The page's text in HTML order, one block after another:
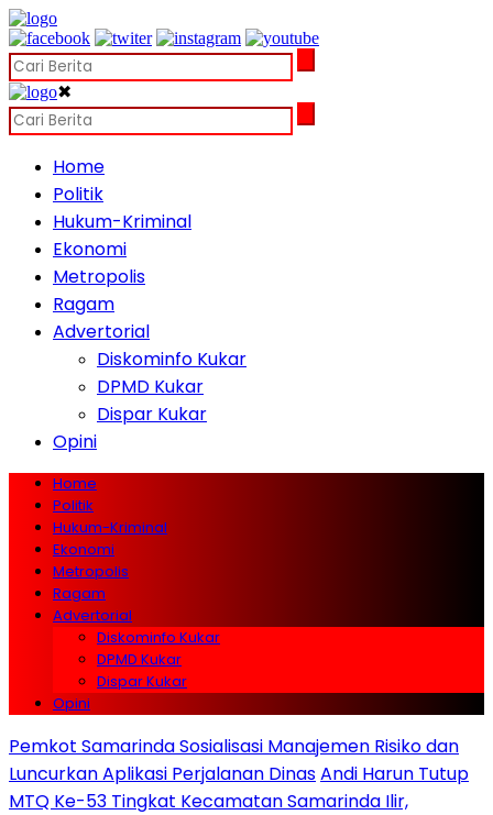
✖
Home
Politik
Hukum-Kriminal
Ekonomi
Metropolis
Ragam
Advertorial
Diskominfo Kukar
DPMD Kukar
Dispar Kukar
Opini
Home
Politik
Hukum-Kriminal
Ekonomi
Metropolis
Ragam
Advertorial
Diskominfo Kukar
DPMD Kukar
Dispar Kukar
Opini
Pemkot Samarinda Sosialisasi Manajemen Risiko dan
Luncurkan Aplikasi Perjalanan DinasAndi Harun Tutup
MTQ Ke-53 Tingkat Kecamatan Samarinda Ilir,